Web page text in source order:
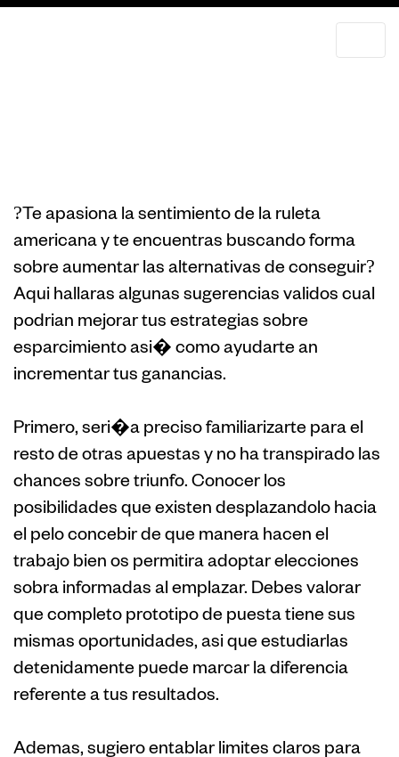
?Te apasiona la sentimiento de la ruleta
americana y te encuentras buscando forma
sobre aumentar las alternativas de conseguir?
Aqui hallaras algunas sugerencias validos cual
podrian mejorar tus estrategias sobre
esparcimiento asi� como ayudarte an
incrementar tus ganancias.
Primero, seri�a preciso familiarizarte para el
resto de otras apuestas y no ha transpirado las
chances sobre triunfo. Conocer los
posibilidades que existen desplazandolo hacia
el pelo concebir de que manera hacen el
trabajo bien os permitira adoptar elecciones
sobra informadas al emplazar. Debes valorar
que completo prototipo de puesta tiene sus
mismas oportunidades, asi que estudiarlas
detenidamente puede marcar la diferencia
referente a tus resultados.
Ademas, sugiero entablar limites claros para